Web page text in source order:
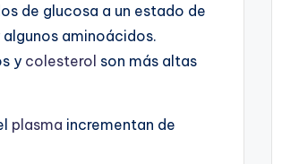
de glucosa a un estado de
aminoácidos.
y colesterol son más altas
plasma incrementan de